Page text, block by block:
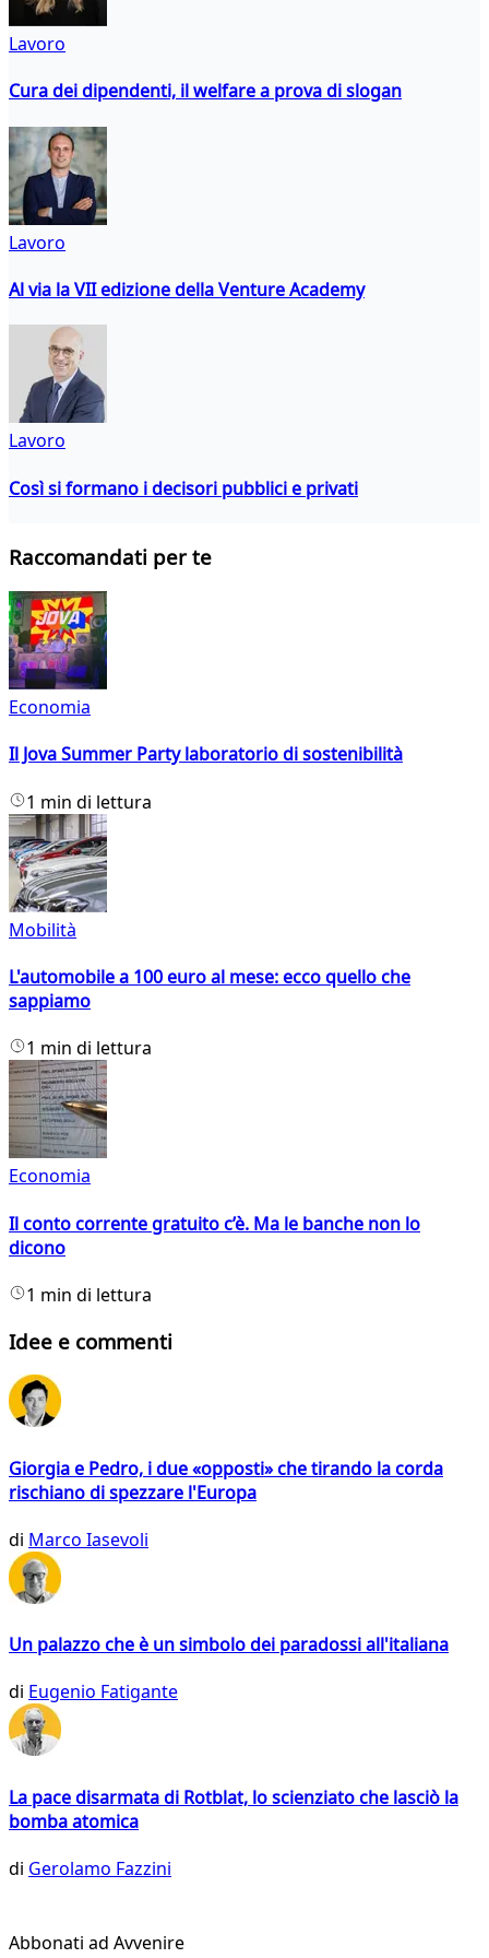
Lavoro
Cura dei dipendenti, il welfare a prova di slogan
Lavoro
Al via la VII edizione della Venture Academy
Lavoro
Così si formano i decisori pubblici e privati
Raccomandati per te
Economia
Il Jova Summer Party laboratorio di sostenibilità
1 min di lettura
Mobilità
L'automobile a 100 euro al mese: ecco quello che
sappiamo
1 min di lettura
Economia
Il conto corrente gratuito c’è. Ma le banche non lo
dicono
1 min di lettura
Idee e commenti
Giorgia e Pedro, i due «opposti» che tirando la corda
rischiano di spezzare l'Europa
di Marco Iasevoli
Un palazzo che è un simbolo dei paradossi all'italiana
di Eugenio Fatigante
La pace disarmata di Rotblat, lo scienziato che lasciò la
bomba atomica
di Gerolamo Fazzini
Abbonati ad Avvenire